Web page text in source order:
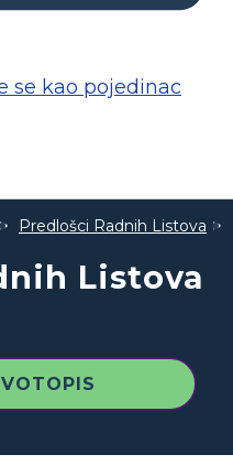
se kao pojedinac
Predlošci Radnih Listova
Listova